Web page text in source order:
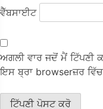
ਵੈੱਬਸਾਈਟ
ਅਗਲੀ ਵਾਰ ਜਦੋਂ ਮੈਂ ਟਿੱਪਣੀ
ਇਸ ਬ੍ਰਾ browserਜ਼ਰ